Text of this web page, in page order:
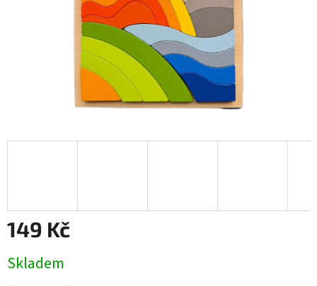
149 Kč
cena:
Skladem